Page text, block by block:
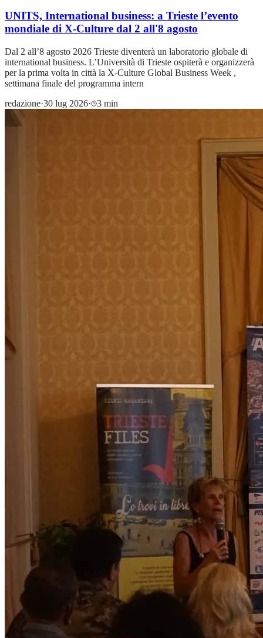
UNITS, International business: a Trieste l’evento
mondiale di X-Culture dal 2 all'8 agosto
Dal 2 all’8 agosto 2026 Trieste diventerà un laboratorio globale di
international business. L’Università di Trieste ospiterà e organizzerà
per la prima volta in città la X-Culture Global Business Week ,
settimana finale del programma intern
redazione·30 lug 2026· 3 min